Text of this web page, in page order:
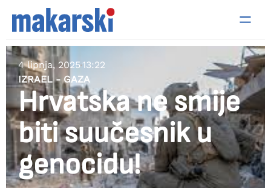
4 lipnja, 2025 13:22
IZRAEL - GAZA
Hrvatska ne smije
biti suučesnik u
genocidu!